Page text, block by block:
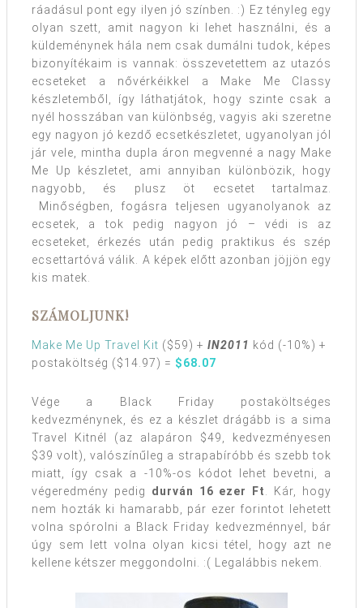
ráadásul pont egy ilyen jó színben. :) Ez tényleg egy
olyan szett, amit nagyon ki lehet használni, és a
küldeménynek hála nem csak dumálni tudok, képes
bizonyítékaim is vannak: összevetettem az utazós
ecseteket a nővérkéikkel a Make Me Classy
készletemből, így láthatjátok, hogy szinte csak a
nyél hosszában van különbség, vagyis aki szeretne
egy nagyon jó kezdő ecsetkészletet, ugyanolyan jól
jár vele, mintha dupla áron megvenné a nagy Make
Me Up készletet, ami annyiban különbözik, hogy
nagyobb, és plusz öt ecsetet tartalmaz.
Minőségben, fogásra teljesen ugyanolyanok az
ecsetek, a tok pedig nagyon jó – védi is az
ecseteket, érkezés után pedig praktikus és szép
ecsettartóvá válik. A képek előtt azonban jöjjön egy
kis matek.
SZÁMOLJUNK!
Make Me Up Travel Kit ($59) + IN2011 kód (-10%) +
postaköltség ($14.97) = $68.07
Vége a Black Friday postaköltséges
kedvezménynek, és ez a készlet drágább is a sima
Travel Kitnél (az alapáron $49, kedvezményesen
$39 volt), valószínűleg a strapabíróbb és szebb tok
miatt, így csak a -10%-os kódot lehet bevetni, a
végeredmény pedig durván 16 ezer Ft. Kár, hogy
nem hozták ki hamarabb, pár ezer forintot lehetett
volna spórolni a Black Friday kedvezménnyel, bár
úgy sem lett volna olyan kicsi tétel, hogy azt ne
kellene kétszer meggondolni. :( Legalábbis nekem.